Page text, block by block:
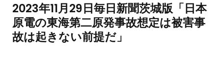
2023年11月29日毎日新聞茨城版「日本
原電の東海第二原発事故想定は被害事
故は起きない前提だ」